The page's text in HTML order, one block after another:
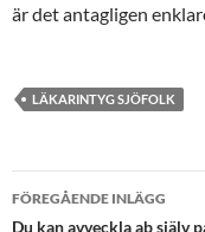
är det antagligen
LÄKARINTYG SJÖFOLK
FÖREGÅENDE INLÄGG
Du kan avveckla ab själv